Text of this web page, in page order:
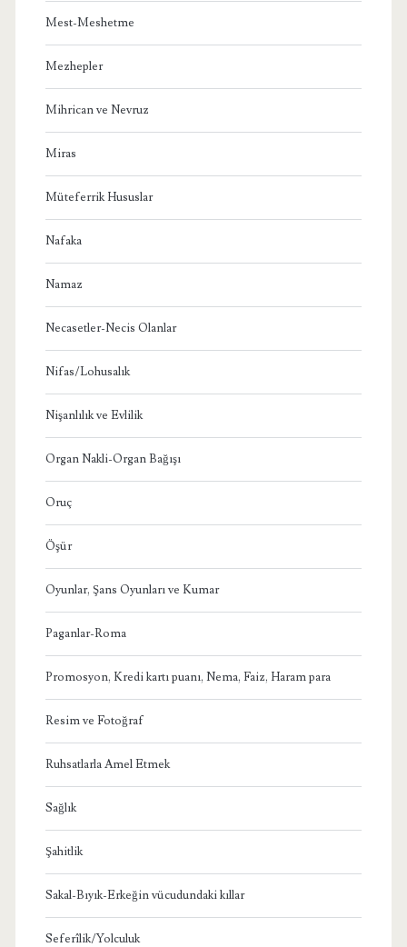
Mest-Meshetme
Mezhepler
Mihrican ve Nevruz
Miras
Müteferrik Hususlar
Nafaka
Namaz
Necasetler-Necis Olanlar
Nifas/Lohusalık
Nişanlılık ve Evlilik
Organ Nakli-Organ Bağışı
Oruç
Öşür
Oyunlar, Şans Oyunları ve Kumar
Paganlar-Roma
Promosyon, Kredi kartı puanı, Nema, Faiz, Haram para
Resim ve Fotoğraf
Ruhsatlarla Amel Etmek
Sağlık
Şahitlik
Sakal-Bıyık-Erkeğin vücudundaki kıllar
Seferîlik/Yolculuk